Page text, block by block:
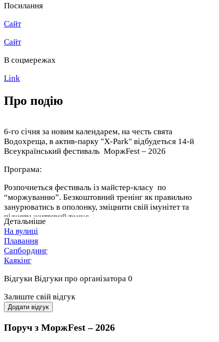
Посилання
Сайт
Сайт
В соцмережах
Link
Про подію
6-го січня за новим календарем, на честь свята
Водохреща, в актив-парку "X-Park" відбудеться 14-й
Всеукраїнський фестиваль МоржFest – 2026
Програма:
Розпочнеться фестиваль із майстер-класу по
“моржуванню”. Безкоштовний тренінг як правильно
занурюватись в ополонку, зміцнити свій імунітет та
підняти життєвий тонус.
В Ікспарку відбудуться змагання “IceMan Champ”,
плавання на швидкість у крижаній воді 25 і 50
метрів.
перетягування канату, гірьовий спорт.
Фанові розважальні змагання “Penguin Champ”.
льдинам по воді,
Детальніше
На вулиці
Плавання
Сапбординг
Каякінг
Відгуки Відгуки про організатора 0
Залиште свій відгук
Додати відгук
Поруч з МоржFest – 2026